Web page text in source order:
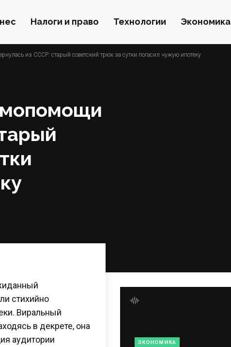
Налоги и право Технологии Экономика
из СССР: старый советский трюк за сутки погасил чужую ипотеку
стихийно
Виральный
в декрете, она
аудитории
ЭКОНОМИКА